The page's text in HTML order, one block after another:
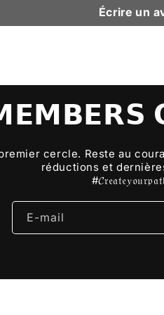
Écrire un
cercle. Reste au
réductions et
E-mail